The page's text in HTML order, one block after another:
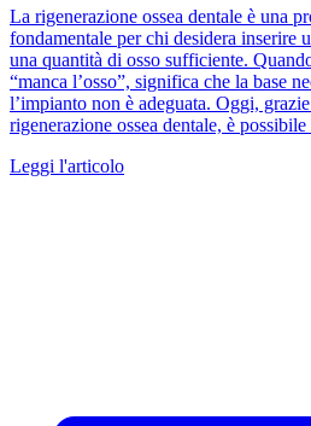
La rigenerazione ossea dentale è una
fondamentale per chi desidera inserire
una quantità di osso sufficiente.
“manca l’osso”, significa che la base
l’impianto non è adeguata. Oggi,
rigenerazione ossea dentale, è
Leggi l'articolo